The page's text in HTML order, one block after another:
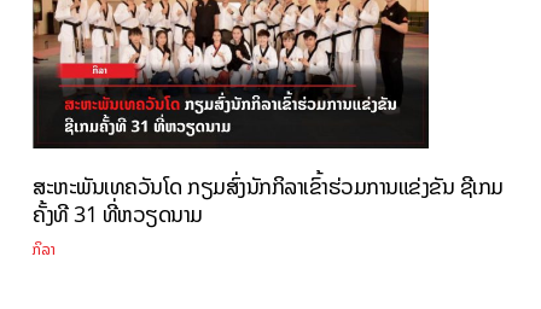
ສະຫະພັນເທຄວັນໂດ ກຽມສົ່ງນັກກິລາເຂົ້າຮ່ວມການແຂ່ງຂັນ ຊີເກມ
ຄັ້ງທີ 31 ທີ່ຫວຽດນາມ
ກິລາ